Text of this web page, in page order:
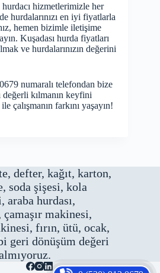
hizmetlerimizle her
hurdalarınızı en iyi fiyatlarla
hemen bizimle iletişime
Kuşadası hurda fiyatları
ve hurdalarınızın değerini
numaralı telefondan bize
değerli kılmanın keyfini
çalışmanın farkını yaşayın!
defter, kağıt, karton,
soda şişesi, kola
araba hurdası,
makinesi,
fırın, ütü, ocak,
geri dönüşüm değeri